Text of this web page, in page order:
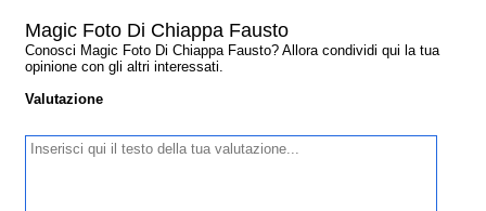
Magic Foto Di Chiappa Fausto
Conosci Magic Foto Di Chiappa Fausto? Allora condividi qui la tua
opinione con gli altri interessati.
Valutazione